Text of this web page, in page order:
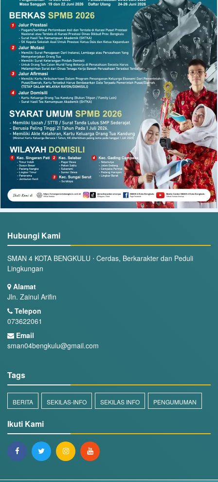
Hubungi Kami
SMAN 4 KOTA BENGKULU ⋅ Cerdas, Berkarakter dan Peduli
Lingkungan
Alamat
Jln. Zainul Arifin
Telepon
073622061
Email
sman04bengkulu@gmail.com
Tags
BERITA SEKILAS-INFO SEKILAS INFO PENGUMUMAN
Ikuti Kami